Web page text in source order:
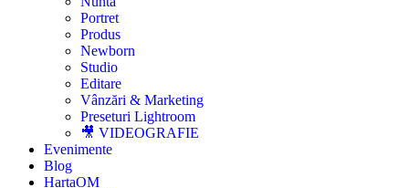
Portret
Produs
Newborn
Studio
Editare
Vânzări & Marketing
Preseturi Lightroom
🎥 VIDEOGRAFIE
Evenimente
Blog
HartaOM